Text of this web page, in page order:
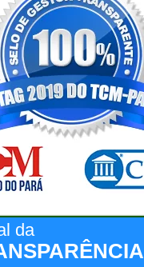
da